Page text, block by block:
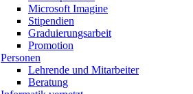
Microsoft Imagine
Stipendien
Graduierungsarbeit
Promotion
Personen
Lehrende und Mitarbeiter
Beratung